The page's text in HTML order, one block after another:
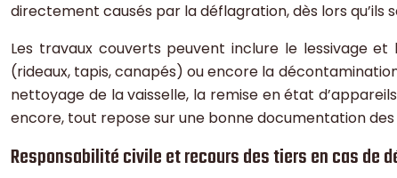
directement causés par la déflagration, dès lors qu’ils
Les travaux couverts peuvent inclure le lessivage
(rideaux, tapis, canapés) ou encore la
nettoyage de la vaisselle, la remise en état
encore, tout repose sur une bonne documentation
Responsabilité civile et recours des tiers en cas de